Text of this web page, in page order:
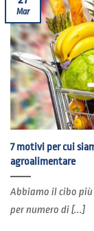
7 motivi per cui
agroalimentare
Abbiamo il cibo
per numero di [...]
Mar